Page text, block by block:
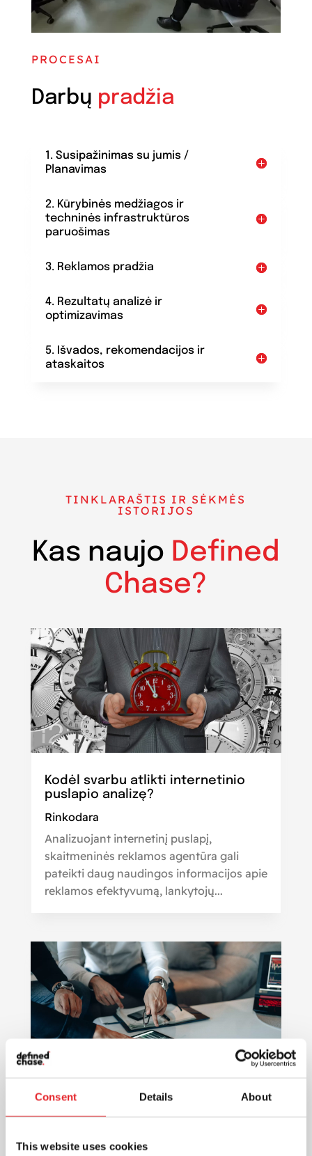
Consent Details About
This website uses cookies
PROCESAI
Darbų pradžia
1. Susipažinimas su jumis /
Planavimas
2. Kūrybinės medžiagos ir
techninės infrastruktūros
paruošimas
3. Reklamos pradžia
4. Rezultatų analizė ir
optimizavimas
5. Išvados, rekomendacijos ir
ataskaitos
TINKLARAŠTIS IR SĖKMĖS
ISTORIJOS
Kas naujo Defined
Chase?
Kodėl svarbu atlikti internetinio
puslapio analizę?
Rinkodara
Analizuojant internetinį puslapį,
skaitmeninės reklamos agentūra gali
pateikti daug naudingos informacijos apie
reklamos efektyvumą, lankytojų...
santykius